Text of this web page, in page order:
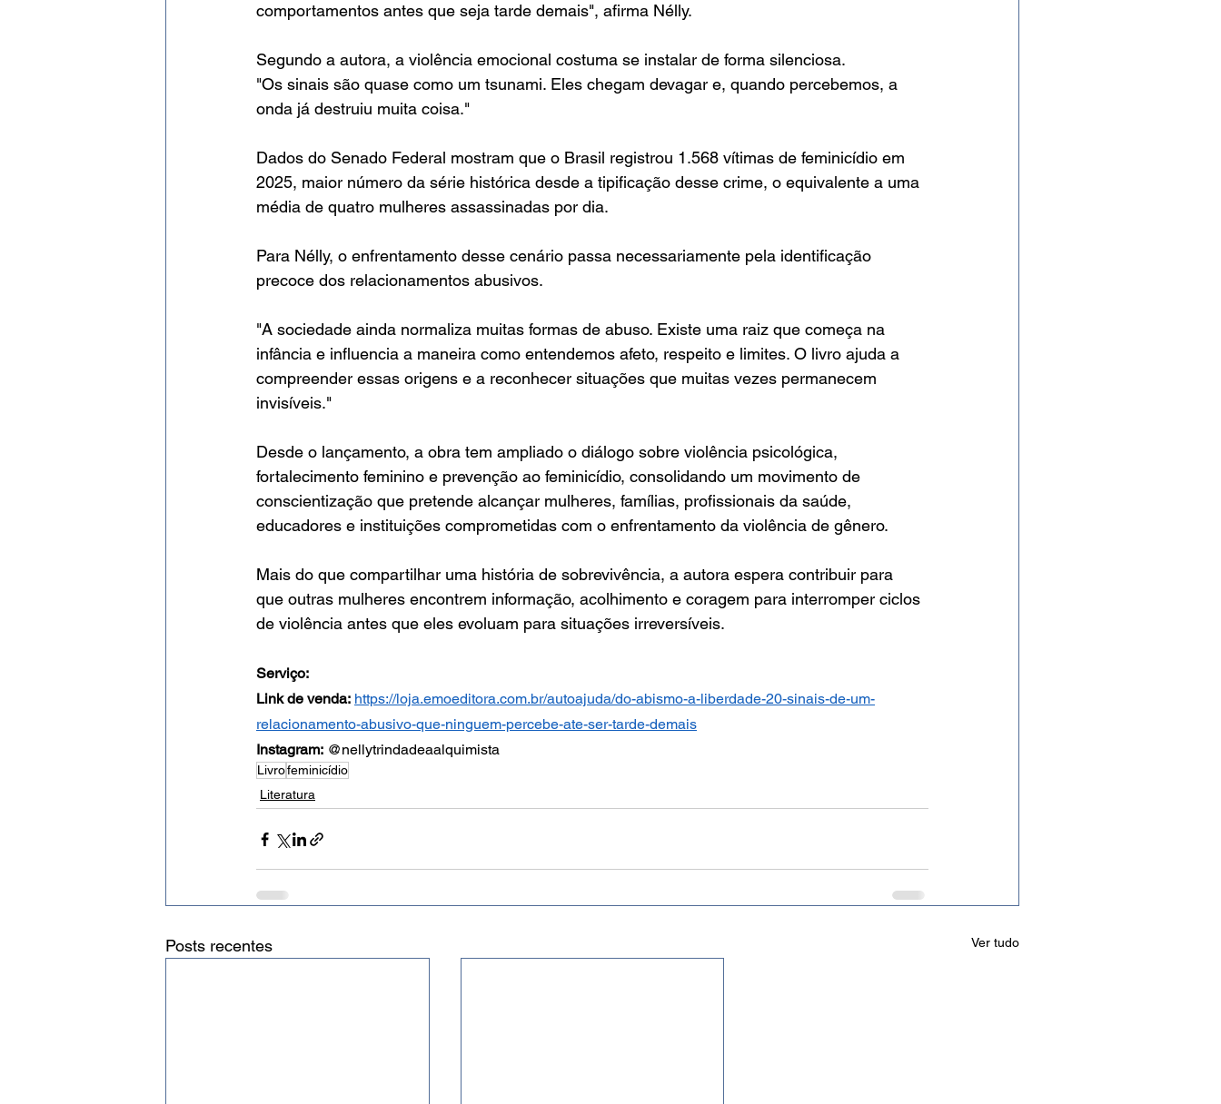
comportamentos antes que seja tarde demais", afirma Nélly.
Segundo a autora, a violência emocional costuma se instalar de forma silenciosa.
"Os sinais são quase como um tsunami. Eles chegam devagar e, quando percebemos, a
onda já destruiu muita coisa."
Dados do Senado Federal mostram que o Brasil registrou 1.568 vítimas de feminicídio em
2025, maior número da série histórica desde a tipificação desse crime, o equivalente a uma
média de quatro mulheres assassinadas por dia.
Para Nélly, o enfrentamento desse cenário passa necessariamente pela identificação
precoce dos relacionamentos abusivos.
"A sociedade ainda normaliza muitas formas de abuso. Existe uma raiz que começa na
infância e influencia a maneira como entendemos afeto, respeito e limites. O livro ajuda a
compreender essas origens e a reconhecer situações que muitas vezes permanecem
invisíveis."
Desde o lançamento, a obra tem ampliado o diálogo sobre violência psicológica,
fortalecimento feminino e prevenção ao feminicídio, consolidando um movimento de
conscientização que pretende alcançar mulheres, famílias, profissionais da saúde,
educadores e instituições comprometidas com o enfrentamento da violência de gênero.
Mais do que compartilhar uma história de sobrevivência, a autora espera contribuir para
que outras mulheres encontrem informação, acolhimento e coragem para interromper ciclos
de violência antes que eles evoluam para situações irreversíveis.
Serviço:
Link de venda: https://loja.emoeditora.com.br/autoajuda/do-abismo-a-liberdade-20-sinais-de-um-
relacionamento-abusivo-que-ninguem-percebe-ate-ser-tarde-demais
Instagram: @nellytrindadeaalquimista
Livrofeminicídio
Literatura
Posts recentes Ver tudo